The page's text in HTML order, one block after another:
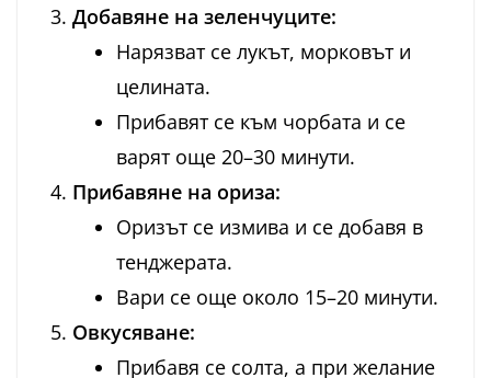
Добавяне на зеленчуците:
Нарязват се лукът, морковът и
целината.
Прибавят се към чорбата и се
варят още 20–30 минути.
Прибавяне на ориза:
Оризът се измива и се добавя в
тенджерата.
Вари се още около 15–20 минути.
Овкусяване:
Прибавя се солта, а при желание